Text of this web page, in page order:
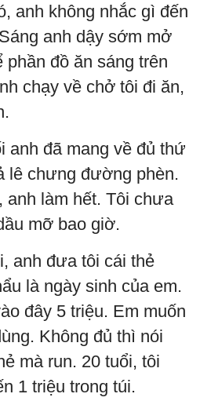
anh không nhắc gì đến
anh dậy sớm mở
đồ ăn sáng trên
chạy về chở tôi đi ăn,
anh đã mang về đủ thứ
lê chưng đường phèn.
anh làm hết. Tôi chưa
mỡ bao giờ.
anh đưa tôi cái thẻ
là ngày sinh của em.
đây 5 triệu. Em muốn
Không đủ thì nói
mà run. 20 tuổi, tôi
1 triệu trong túi.